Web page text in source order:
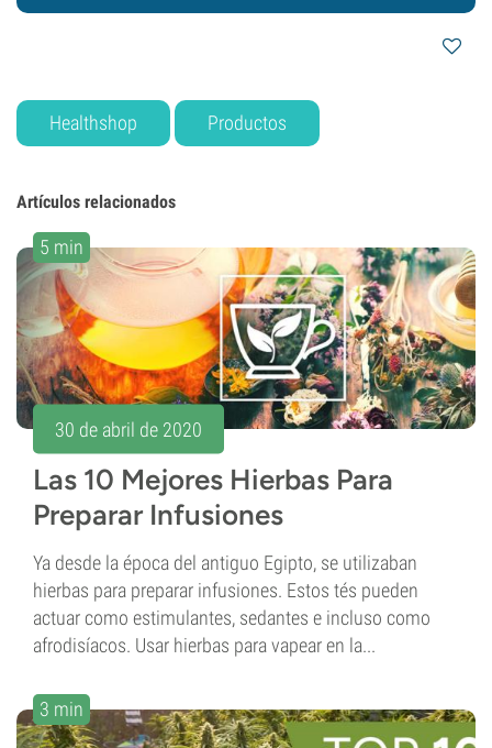
Healthshop Productos
Artículos relacionados
5 min
30 de abril de 2020
Las 10 Mejores Hierbas Para
Preparar Infusiones
Ya desde la época del antiguo Egipto, se utilizaban
hierbas para preparar infusiones. Estos tés pueden
actuar como estimulantes, sedantes e incluso como
afrodisíacos. Usar hierbas para vapear en la...
3 min